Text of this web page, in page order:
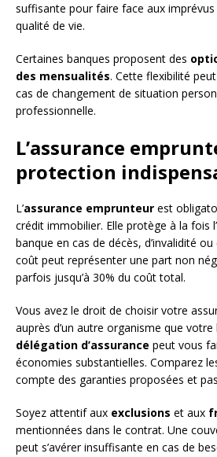
suffisante pour faire face aux
qualité de vie.
Certaines banques proposent des
des mensualités. Cette flexibilité
cas de changement de situation
professionnelle.
L’assurance
protection
L’assurance emprunteur est
crédit immobilier. Elle protège à la fois
banque en cas de décès, d’invalidité
coût peut représenter une part non
parfois jusqu’à 30% du coût total.
Vous avez le droit de choisir votre
auprès d’un autre organisme que votre
délégation d’assurance peut vous
économies substantielles. Comparez
compte des garanties proposées et
Soyez attentif aux exclusions et aux
mentionnées dans le contrat. Une
peut s’avérer insuffisante en cas de